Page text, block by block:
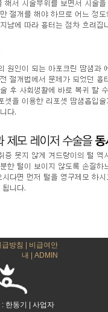
방침
비급여안
내
|ADMIN
한동기 | 사업자